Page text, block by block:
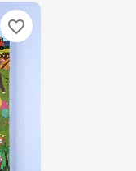
favorite_border